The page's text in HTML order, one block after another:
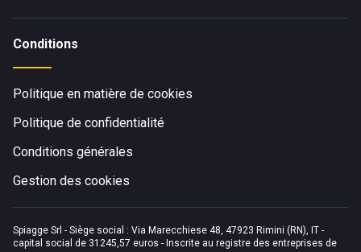
Conditions
Politique en matière de cookies
Politique de confidentialité
Conditions générales
Gestion des cookies
Spiagge Srl - Siège social : Via Marecchiese 48, 47923 Rimini (RN), IT -
capital social de 31245,57 euros - Inscrite au registre des entreprises de